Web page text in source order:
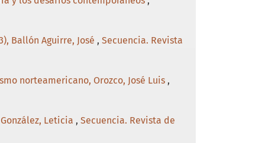
Ballón Aguirre, José , Secuencia. Revista
norteamericano, Orozco, José Luis ,
Leticia , Secuencia. Revista de